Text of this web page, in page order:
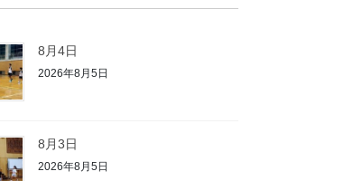
8月4日
2026年8月5日
8月3日
2026年8月5日